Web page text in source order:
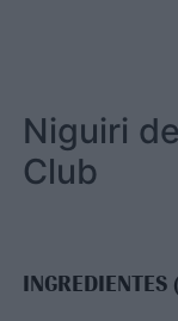
Niguiri
Club